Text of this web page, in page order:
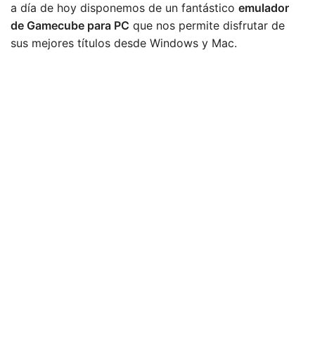
a día de hoy disponemos de un fantástico emulador
de Gamecube para PC que nos permite disfrutar de
sus mejores títulos desde Windows y Mac.